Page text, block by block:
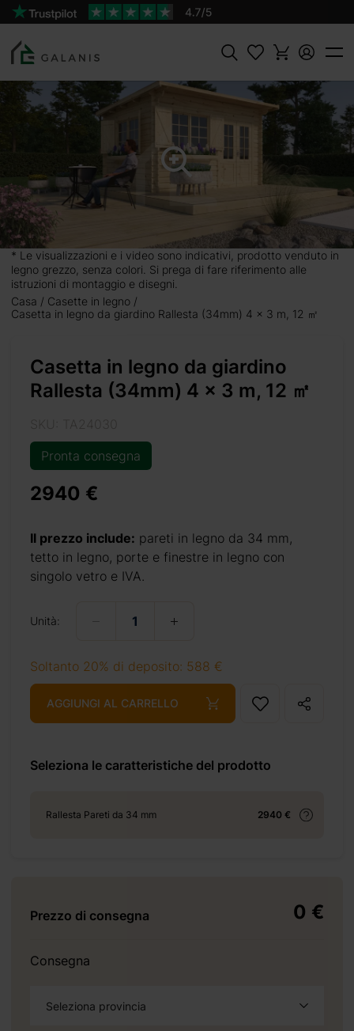
Cercare
* Le visualizzazioni e i video sono indicativi, prodotto venduto in
legno grezzo, senza colori. Si prega di fare riferimento alle
istruzioni di montaggio e disegni.
Casa
Casette in legno
Casetta in legno da giardino Rallesta (34mm) 4 x 3 m, 12 ㎡
Casetta in legno da giardino
Rallesta (34mm) 4 x 3 m, 12 ㎡
Pronta consegna
2940 €
Il prezzo include: pareti in legno da 34 mm,
tetto in legno, porte e finestre in legno con
singolo vetro e IVA.
Unità:
Soltanto 20% di deposito: 588 €
AGGIUNGI AL CARRELLO
Seleziona le caratteristiche del prodotto
Rallesta Pareti da 34 mm 2940 €
Prezzo di consegna 0 €
Consegna
Seleziona provincia
Prodotto:
Rallesta Pareti da 34 mm
2940 €
piccola
da
il
Tieni in
+ 69 €